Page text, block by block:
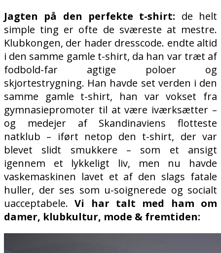
Jagten på den perfekte t-shirt: de helt
simple ting er ofte de sværeste at mestre.
Klubkongen, der hader dresscode. endte altid
i den samme gamle t-shirt, da han var træt af
fodbold-far agtige poloer og
skjortestrygning. Han havde set verden i den
samme gamle t-shirt, han var vokset fra
gymnasiepromoter til at være iværksætter –
og medejer af Skandinaviens flotteste
natklub – iført netop den t-shirt, der var
blevet slidt smukkere – som et ansigt
igennem et lykkeligt liv, men nu havde
vaskemaskinen lavet et af den slags fatale
huller, der ses som u-soignerede og socialt
uacceptabele. Vi har talt med ham om
damer, klubkultur, mode & fremtiden: